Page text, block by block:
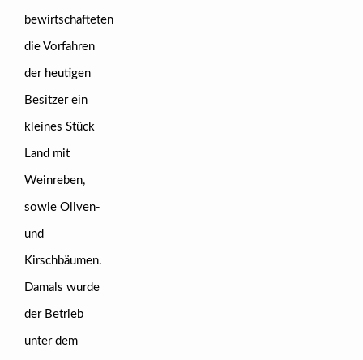
bewirtschafteten
die Vorfahren
der heutigen
Besitzer ein
kleines Stück
Land mit
Weinreben,
sowie Oliven-
und
Kirschbäumen.
Damals wurde
der Betrieb
unter dem